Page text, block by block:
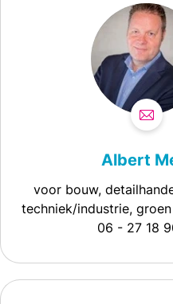
Albert
voor bouw,
techniek/industrie,
06 - 27 18